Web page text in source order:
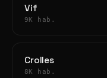
Vif
9K hab.
Crolles
8K hab.